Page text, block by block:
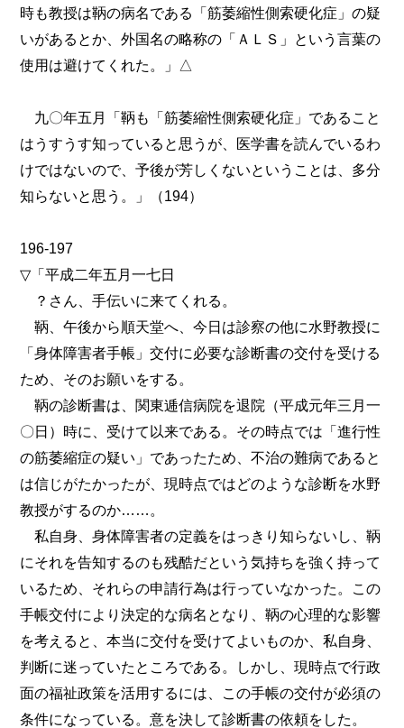
時も教授は鞆の病名である「筋萎縮性側索硬化症」の疑
いがあるとか、外国名の略称の「ＡＬＳ」という言葉の
使用は避けてくれた。」△
九〇年五月「鞆も「筋萎縮性側索硬化症」であること
はうすうす知っていると思うが、医学書を読んでいるわ
けではないので、予後が芳しくないということは、多分
知らないと思う。」（194）
196-197
▽「平成二年五月一七日
？さん、手伝いに来てくれる。
鞆、午後から順天堂へ、今日は診察の他に水野教授に
「身体障害者手帳」交付に必要な診断書の交付を受ける
ため、そのお願いをする。
鞆の診断書は、関東逓信病院を退院（平成元年三月一
〇日）時に、受けて以来である。その時点では「進行性
の筋萎縮症の疑い」であったため、不治の難病であると
は信じがたかったが、現時点ではどのような診断を水野
教授がするのか……。
私自身、身体障害者の定義をはっきり知らないし、鞆
にそれを告知するのも残酷だという気持ちを強く持って
いるため、それらの申請行為は行っていなかった。この
手帳交付により決定的な病名となり、鞆の心理的な影響
を考えると、本当に交付を受けてよいものか、私自身、
判断に迷っていたところである。しかし、現時点で行政
面の福祉政策を活用するには、この手帳の交付が必須の
条件になっている。意を決して診断書の依頼をした。